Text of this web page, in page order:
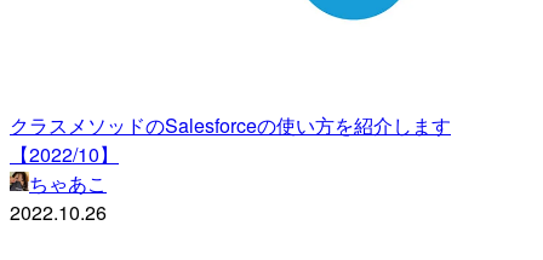
クラスメソッドのSalesforceの使い方を紹介します
【2022/10】
ちゃあこ
2022.10.26